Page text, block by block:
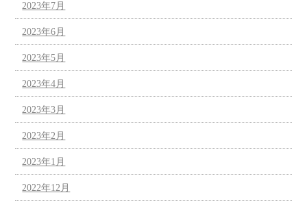
2023年7月
2023年6月
2023年5月
2023年4月
2023年3月
2023年2月
2023年1月
2022年12月